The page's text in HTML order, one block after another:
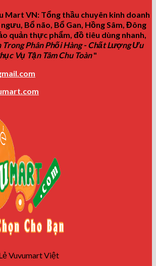
Mart VN: Tổng thầu chuyên kinh doanh
Bổ não, Bổ Gan, Hồng Sâm, Đông
quản thực phẩm, đồ tiêu dùng nhanh,
Trong Phân Phối Hàng - Chất Lượng Ưu
Vụ Tận Tâm Chu Toàn"
Vuvumart Việt